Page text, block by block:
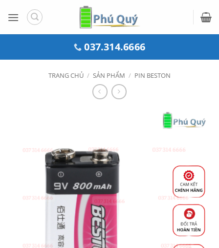
qua
037.314.6666
TRANG CHỦ / SẢN PHẨM / PIN BESTON